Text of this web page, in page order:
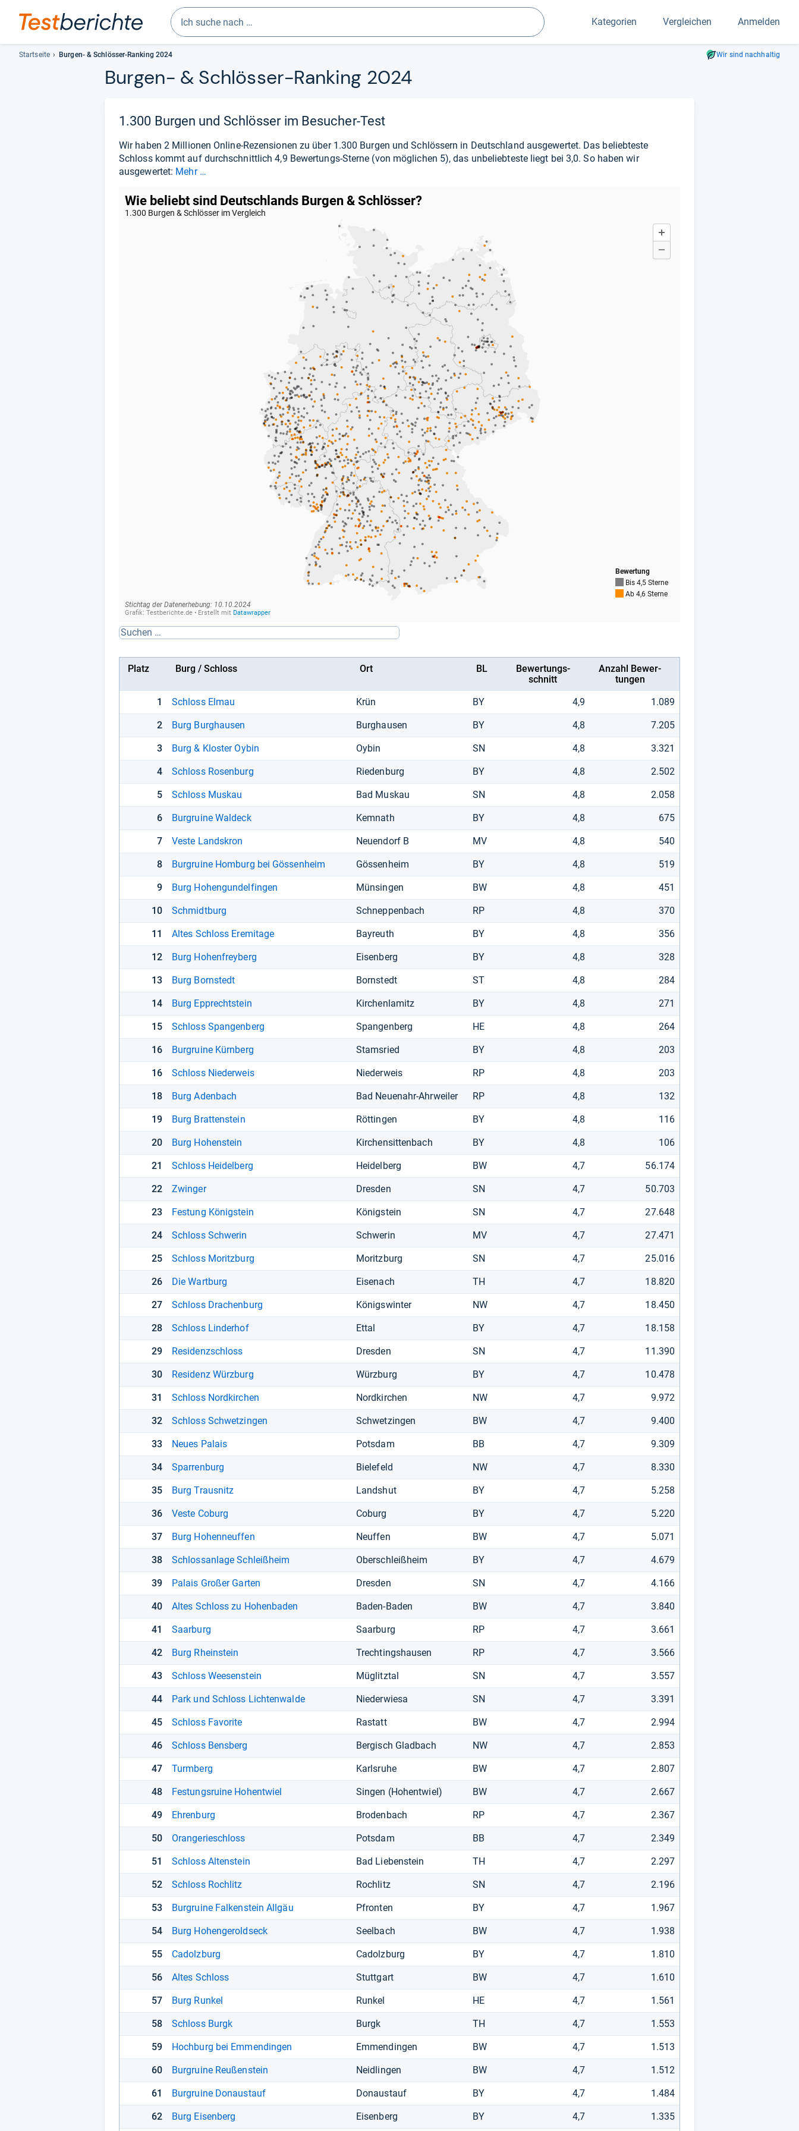
Suchen
Geben
Sie
mindestens
drei
Vorschläge
automatisch
und
lassen
mit
den
Kategorien Vergleichen Anmelden
Startseite Burgen- & Schlösser-Ranking 2024 Wir sind nachhaltig
Bur­gen-​ & Schlös­ser-​Ran­king 2024
1.300 Burgen und Schlösser im Besucher-Test
Wir haben 2 Millionen Online-Rezensionen zu über 1.300 Burgen und Schlössern in Deutschland ausgewertet. Das beliebteste
Schloss kommt auf durchschnittlich 4,9 Bewertungs-Sterne (von möglichen 5), das unbeliebteste liegt bei 3,0. So haben wir
ausgewertet: Mehr …
Platz Burg / Schloss Ort BL
Bewer­tungs-
schnitt
Anzahl Bewer­
tun­gen
1
Schloss Elmau Krün BY 4,9 1.089
2 Burg Burghausen Burghausen BY 4,8 7.205
3 Burg & Kloster Oybin Oybin SN 4,8 3.321
4 Schloss Rosenburg Riedenburg BY 4,8 2.502
5 Schloss Muskau Bad Muskau SN 4,8 2.058
6 Burgruine Waldeck Kemnath BY 4,8 675
7 Veste Landskron Neuendorf B MV 4,8 540
8 Burgruine Homburg bei Gössenheim Gössenheim BY 4,8 519
9 Burg Hohengundelfingen Münsingen BW 4,8 451
10 Schmidtburg Schneppenbach RP 4,8 370
11 Altes Schloss Eremitage Bayreuth BY 4,8 356
12 Burg Hohenfreyberg Eisenberg BY 4,8 328
13 Burg Bornstedt Bornstedt ST 4,8 284
14 Burg Epprechtstein Kirchenlamitz BY 4,8 271
15 Schloss Spangenberg Spangenberg HE 4,8 264
16 Burgruine Kürnberg Stamsried BY 4,8 203
16 Schloss Niederweis Niederweis RP 4,8 203
18 Burg Adenbach Bad Neuenahr-Ahrweiler RP 4,8 132
19 Burg Brattenstein Röttingen BY 4,8 116
20 Burg Hohenstein Kirchensittenbach BY 4,8 106
21 Schloss Heidelberg Heidelberg BW 4,7 56.174
22 Zwinger Dresden SN 4,7 50.703
23 Festung Königstein Königstein SN 4,7 27.648
24 Schloss Schwerin Schwerin MV 4,7 27.471
25 Schloss Moritzburg Moritzburg SN 4,7 25.016
26 Die Wartburg Eisenach TH 4,7 18.820
27 Schloss Drachenburg Königswinter NW 4,7 18.450
28 Schloss Linderhof Ettal BY 4,7 18.158
29 Residenzschloss Dresden SN 4,7 11.390
30 Residenz Würzburg Würzburg BY 4,7 10.478
31 Schloss Nordkirchen Nordkirchen NW 4,7 9.972
32 Schloss Schwetzingen Schwetzingen BW 4,7 9.400
33 Neues Palais Potsdam BB 4,7 9.309
34 Sparrenburg Bielefeld NW 4,7 8.330
35 Burg Trausnitz Landshut BY 4,7 5.258
36 Veste Coburg Coburg BY 4,7 5.220
37 Burg Hohenneuffen Neuffen BW 4,7 5.071
38 Schlossanlage Schleißheim Oberschleißheim BY 4,7 4.679
39 Palais Großer Garten Dresden SN 4,7 4.166
40 Altes Schloss zu Hohenbaden Baden-Baden BW 4,7 3.840
41 Saarburg Saarburg RP 4,7 3.661
42 Burg Rheinstein Trechtingshausen RP 4,7 3.566
43 Schloss Weesenstein Müglitztal SN 4,7 3.557
44 Park und Schloss Lichtenwalde Niederwiesa SN 4,7 3.391
45 Schloss Favorite Rastatt BW 4,7 2.994
46 Schloss Bensberg Bergisch Gladbach NW 4,7 2.853
47 Turmberg Karlsruhe BW 4,7 2.807
48 Festungsruine Hohentwiel Singen (Hohentwiel) BW 4,7 2.667
49 Ehrenburg Brodenbach RP 4,7 2.367
50 Orangerieschloss Potsdam BB 4,7 2.349
51 Schloss Altenstein Bad Liebenstein TH 4,7 2.297
52 Schloss Rochlitz Rochlitz SN 4,7 2.196
53 Burgruine Falkenstein Allgäu Pfronten BY 4,7 1.967
54 Burg Hohengeroldseck Seelbach BW 4,7 1.938
55 Cadolzburg Cadolzburg BY 4,7 1.810
56 Altes Schloss Stuttgart BW 4,7 1.610
57 Burg Runkel Runkel HE 4,7 1.561
58 Schloss Burgk Burgk TH 4,7 1.553
59 Hochburg bei Emmendingen Emmendingen BW 4,7 1.513
60 Burgruine Reußenstein Neidlingen BW 4,7 1.512
61 Burgruine Donaustauf Donaustauf BY 4,7 1.484
62 Burg Eisenberg Eisenberg BY 4,7 1.335